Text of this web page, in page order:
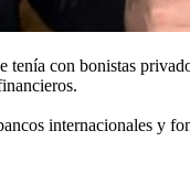
tenía con bonistas
internacionales y